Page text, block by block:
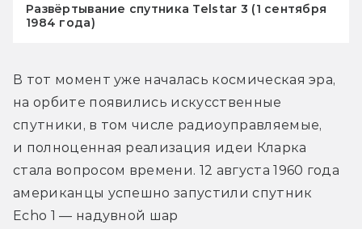
Развёртывание спутника Telstar 3 (1 сентября
1984 года)
В тот момент уже началась космическая эра,
на орбите появились искусственные
спутники, в том числе радиоуправляемые,
и полноценная реализация идеи Кларка
стала вопросом времени. 12 августа 1960 года
американцы успешно запустили спутник
Echo 1 — надувной шар